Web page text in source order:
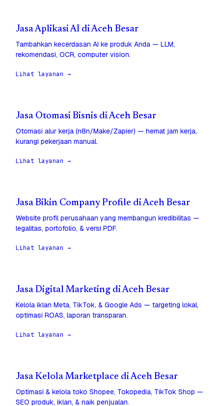
Jasa Aplikasi AI di Aceh Besar
Tambahkan kecerdasan AI ke produk Anda — LLM,
rekomendasi, OCR, computer vision.
Lihat layanan →
Jasa Otomasi Bisnis di Aceh Besar
Otomasi alur kerja (n8n/Make/Zapier) — hemat jam kerja,
kurangi pekerjaan manual.
Lihat layanan →
Jasa Bikin Company Profile di Aceh Besar
Website profil perusahaan yang membangun kredibilitas —
legalitas, portofolio, & versi PDF.
Lihat layanan →
Jasa Digital Marketing di Aceh Besar
Kelola iklan Meta, TikTok, & Google Ads — targeting lokal,
optimasi ROAS, laporan transparan.
Lihat layanan →
Jasa Kelola Marketplace di Aceh Besar
Optimasi & kelola toko Shopee, Tokopedia, TikTok Shop —
SEO produk, iklan, & naik penjualan.